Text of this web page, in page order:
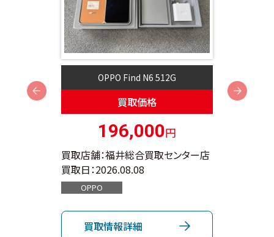
OPPO Find N6 512G
買取価格
196,000円
買取店舗：福井総合買取センター店
買取日：2026.08.08
OPPO
買取情報詳細
Next